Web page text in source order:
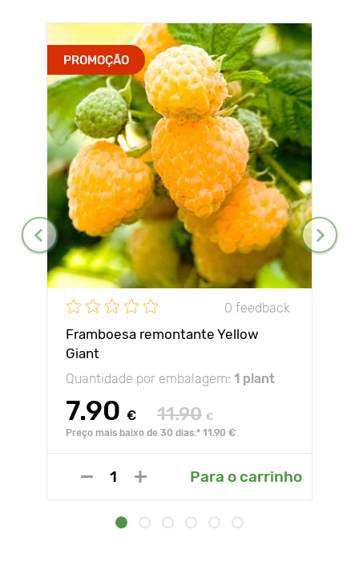
PROMOÇÃO
0 feedback
Framboesa remontante Yellow
Giant
Quantidade por embalagem: 1 plant
7.90 € 11.90 €
Preço mais baixo de 30 dias:* 11.90 €
Para o carrinho